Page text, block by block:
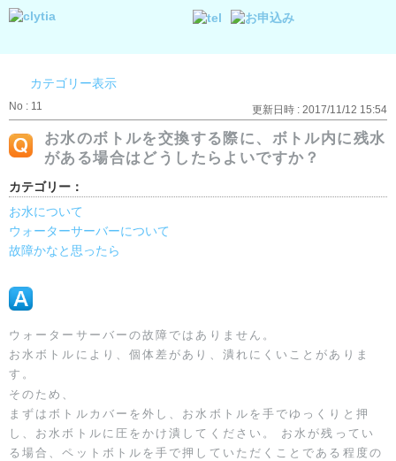
カテゴリー表示
No : 11 更新日時 : 2017/11/12 15:54
お水のボトルを交換する際に、ボトル内に残水
がある場合はどうしたらよいですか？
カテゴリー：
お水について
ウォーターサーバーについて
故障かなと思ったら
ウォーターサーバーの故障ではありません。
​お水ボトルにより、個体差があり、潰れにくいことがありま
す。
そのため、
まずはボトルカバーを外し、お水ボトルを手でゆっくりと押
し、お水ボトルに圧をかけ潰してください。 お水が残ってい
る場合、ペットボトルを手で押していただくことである程度の